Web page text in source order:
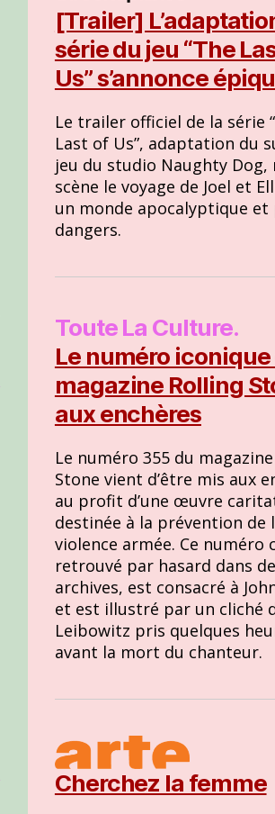
[Trailer]
série du jeu “The
Us” s’annonce
Le trailer officiel de la série
Last of Us”, adaptation du
jeu du studio Naughty Dog,
scène le voyage de Joel et
un monde apocalyptique et
dangers.
Toute La Culture.
Le numéro iconique
magazine Rolling
aux enchères
Le numéro 355 du
Stone vient d’être mis aux
au profit d’une œuvre
destinée à la prévention de
violence armée. Ce numéro
retrouvé par hasard dans
archives, est consacré à
et est illustré par un cliché
Leibowitz pris quelques
avant la mort du chanteur.
Cherchez la femme